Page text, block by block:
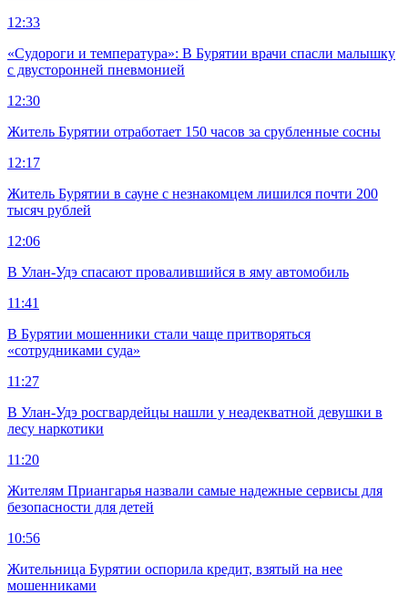
12:33
«Судороги и температура»: В Бурятии врачи спасли малышку
с двусторонней пневмонией
12:30
Житель Бурятии отработает 150 часов за срубленные сосны
12:17
Житель Бурятии в сауне с незнакомцем лишился почти 200
тысяч рублей
12:06
В Улан-Удэ спасают провалившийся в яму автомобиль
11:41
В Бурятии мошенники стали чаще притворяться
«сотрудниками суда»
11:27
В Улан-Удэ росгвардейцы нашли у неадекватной девушки в
лесу наркотики
11:20
Жителям Приангарья назвали самые надежные сервисы для
безопасности для детей
10:56
Жительница Бурятии оспорила кредит, взятый на нее
мошенниками